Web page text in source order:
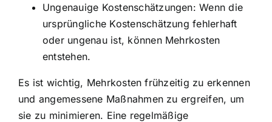
Ungenauige Kostenschätzungen: Wenn die
ursprüngliche Kostenschätzung fehlerhaft
oder ungenau ist, können Mehrkosten
entstehen.
Es ist wichtig, Mehrkosten frühzeitig zu erkennen
und angemessene Maßnahmen zu ergreifen, um
sie zu minimieren. Eine regelmäßige